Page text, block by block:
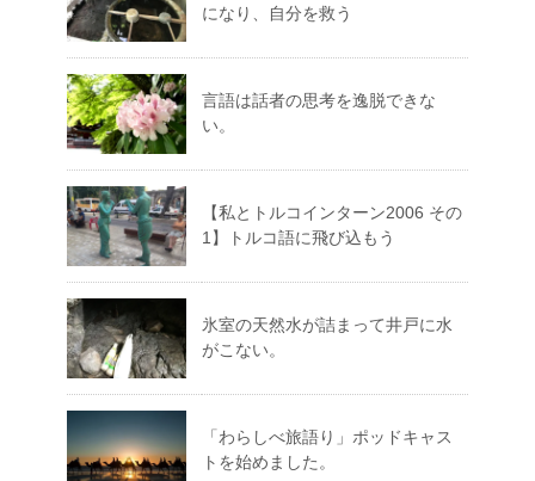
になり、自分を救う
言語は話者の思考を逸脱できな
い。
【私とトルコインターン2006 その
1】トルコ語に飛び込もう
氷室の天然水が詰まって井戸に水
がこない。
「わらしべ旅語り」ポッドキャス
トを始めました。